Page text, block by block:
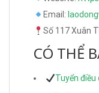
Email:
Số 117 Xuân
CÓ THỂ
Tuyển điều